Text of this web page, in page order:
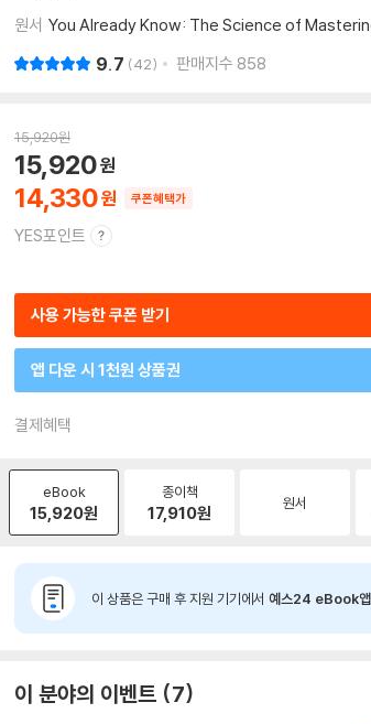
원서 You Already Know: The Science of
9.7 42 판매지수 858
15,920원
14,330
15,920
쿠폰혜택가
YES포인트
사용 가능한 쿠폰 받기
앱 다운 시 1천원 상품권
결제혜택
eBook
15,920원
종이책
17,910원 원서
이 상품은 구매 후 지원 기기에서 예스24 eBook앱
이 분야의 이벤트 7